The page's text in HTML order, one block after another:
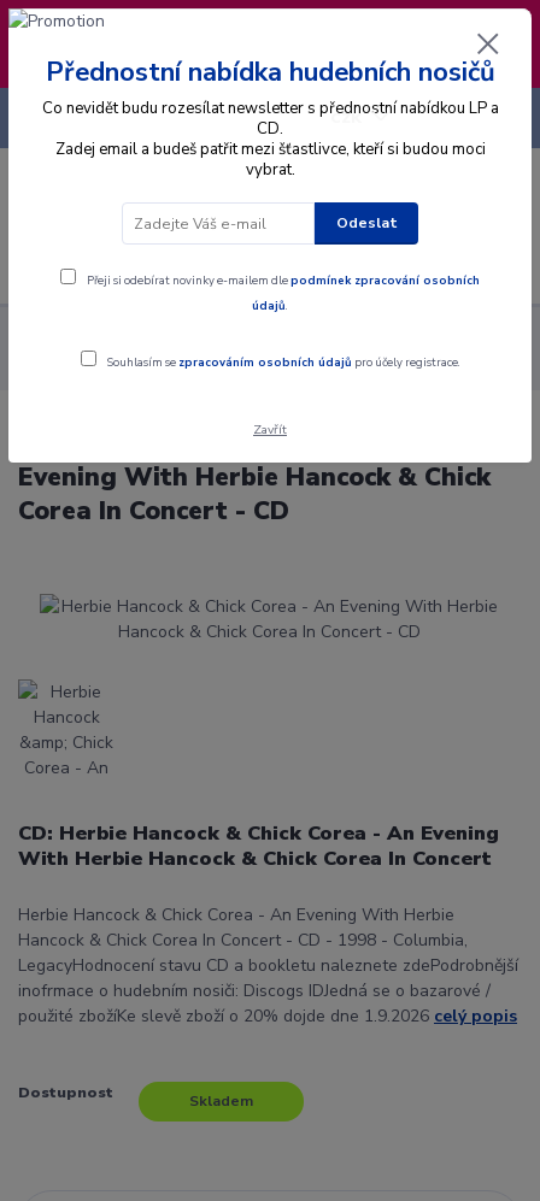
❣️ Od 4.8. do 13.8. čerpám dovolenou. Datum
expedice objednávek se posouvá na pátek
14.8.2026 🐋
CZK
+420 725 736 293
Herbie Hancock & Chick Corea In Concert - CD
Herbie Hancock & Chick Corea - An
Evening With Herbie Hancock & Chick
Corea In Concert - CD
CD: Herbie Hancock & Chick Corea - An Evening
With Herbie Hancock & Chick Corea In Concert
Herbie Hancock & Chick Corea - An Evening With Herbie
Hancock & Chick Corea In Concert - CD - 1998 - Columbia,
LegacyHodnocení stavu CD a bookletu naleznete zdePodrobnější
inofrmace o hudebním nosiči: Discogs IDJedná se o bazarové /
použité zbožíKe slevě zboží o 20% dojde dne 1.9.2026 celý popis
Dostupnost Skladem
Přednostní nabídka hudebních nosičů
Co nevidět budu rozesílat newsletter s přednostní nabídkou LP a
CD.
Zadej email a budeš patřit mezi šťastlivce, kteří si budou moci
vybrat.
Odeslat
Přeji si odebírat novinky e-mailem dlepodmínek zpracování osobních
údajů.
Souhlasím se zpracováním osobních údajů pro účely registrace.
Zavřít